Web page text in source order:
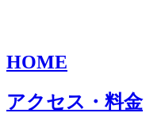
HOME
アクセス・料金